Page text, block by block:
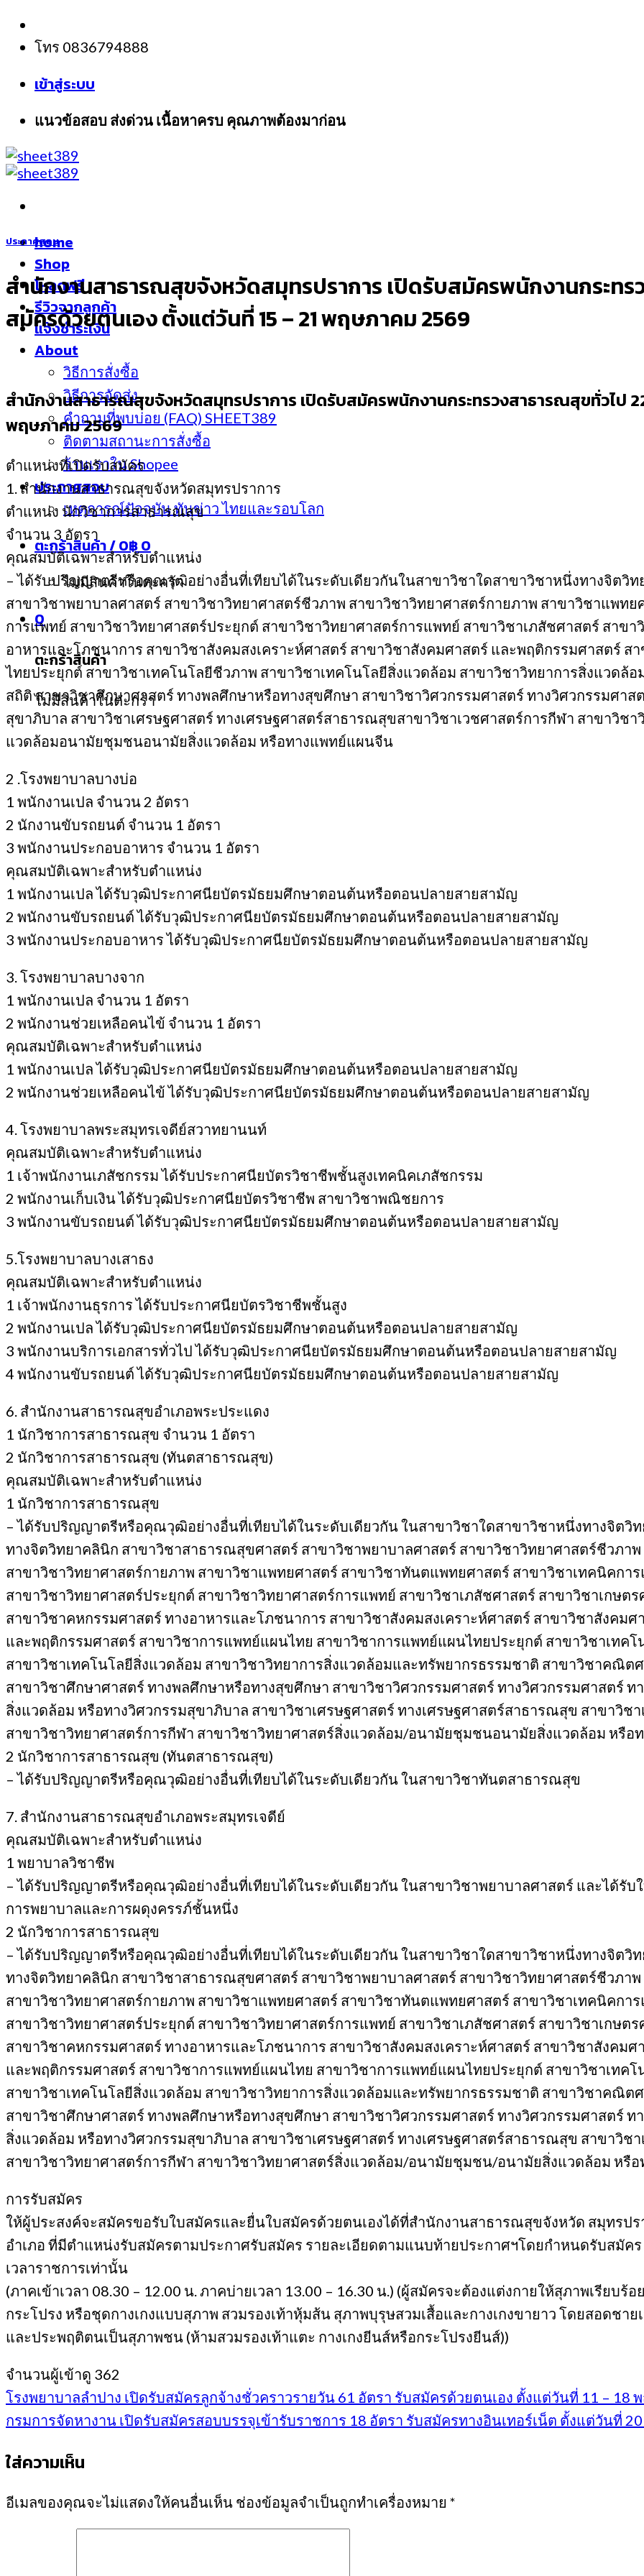
Skip
content
โทร 0836794888
เข้าสู่ระบบ
แนวข้อสอบ ส่งด่วน เนื้อหาครบ คุณภาพต้องมาก่อน
home
Shop
โหลดฟรี
รีวิวจากลูกค้า
แจ้งชำระเงิน
About
วิธีการสั่งซื้อ
วิธีการจัดส่ง
คำถามที่พบบ่อย (FAQ) SHEET389
ติดตามสถานะการสั่งซื้อ
ร้านเราใน Shopee
ประกาศสอบ
เหตุการณ์ปัจจุบัน ทันข่าว ไทยและรอบโลก
ตะกร้าสินค้า /0฿0
ไม่มีสินค้าในตะกร้า
0
ตะกร้าสินค้า
ไม่มีสินค้าในตะกร้า
ประกาศสอบ
สำนักงานสาธารณสุขจังหวัดสมุทรปราการ เปิดรับสมัครพนักงานกระทร
สมัครด้วยตนเอง ตั้งแต่วันที่ 15 – 21 พฤษภาคม 2569
สำนักงานสาธารณสุขจังหวัดสมุทรปราการ เปิดรับสมัครพนักงานกระทรวงสาธารณสุขทั่วไป
พฤษภาคม 2569
ตำแหน่งที่เปิดรับสมัคร
1. สำนักงานสาธารณสุขจังหวัดสมุทรปราการ
ตำแหน่ง นักวิชาการสาธารณสุข
จำนวน 3 อัตรา
คุณสมบัติเฉพาะสำหรับตำแหน่ง
– ได้รับปริญญาตรีหรือคุณวุฒิอย่างอื่นที่เทียบได้ในระดับเดียวกันในสาขาวิชาใดสาขาวิชาหนึ่งทางจิตวิ
สาขาวิชาพยาบาลศาสตร์ สาขาวิชาวิทยาศาสตร์ชีวภาพ สาขาวิชาวิทยาศาสตร์กายภาพ สาขาวิชาแพท
การแพทย์ สาขาวิชาวิทยาศาสตร์ประยุกต์ สาขาวิชาวิทยาศาสตร์การแพทย์ สาขาวิชาเภสัชศาสตร์ สาข
อาหารและโภชนาการ สาขาวิชาสังคมสงเคราะห์ศาสตร์ สาขาวิชาสังคมศาสตร์ และพฤติกรรมศาสตร์
ไทยประยุกต์ สาขาวิชาเทคโนโลยีชีวภาพ สาขาวิชาเทคโนโลยีสิ่งแวดล้อม สาขาวิชาวิทยาการสิ่งแวด
สถิติ สาขาวิชาศึกษาศาสตร์ ทางพลศึกษาหรือทางสุขศึกษา สาขาวิชาวิศวกรรมศาสตร์ ทางวิศวกรรมศาส
สุขาภิบาล สาขาวิชาเศรษฐศาสตร์ ทางเศรษฐศาสตร์สาธารณสุขสาขาวิชาเวชศาสตร์การกีฬา สาขาวิช
แวดล้อมอนามัยชุมชนอนามัยสิ่งแวดล้อม หรือทางแพทย์แผนจีน
2 .โรงพยาบาลบางบ่อ
1 พนักงานเปล จำนวน 2 อัตรา
2 นักงานขับรถยนต์ จำนวน 1 อัตรา
3 พนักงานประกอบอาหาร จำนวน 1 อัตรา
คุณสมบัติเฉพาะสำหรับตำแหน่ง
1 พนักงานเปล ได้รับวุฒิประกาศนียบัตรมัธยมศึกษาตอนต้นหรือตอนปลายสายสามัญ
2 พนักงานขับรถยนต์ ได้รับวุฒิประกาศนียบัตรมัธยมศึกษาตอนต้นหรือตอนปลายสายสามัญ
3 พนักงานประกอบอาหาร ได้รับวุฒิประกาศนียบัตรมัธยมศึกษาตอนต้นหรือตอนปลายสายสามัญ
3. โรงพยาบาลบางจาก
1 พนักงานเปล จำนวน 1 อัตรา
2 พนักงานช่วยเหลือคนไข้ จำนวน 1 อัตรา
คุณสมบัติเฉพาะสำหรับตำแหน่ง
1 พนักงานเปล ได้รับวุฒิประกาศนียบัตรมัธยมศึกษาตอนต้นหรือตอนปลายสายสามัญ
2 พนักงานช่วยเหลือคนไข้ ได้รับวุฒิประกาศนียบัตรมัธยมศึกษาตอนต้นหรือตอนปลายสายสามัญ
4. โรงพยาบาลพระสมุทรเจดีย์สวาทยานนท์
คุณสมบัติเฉพาะสำหรับตำแหน่ง
1 เจ้าพนักงานเภสัชกรรม ได้รับประกาศนียบัตรวิชาชีพชั้นสูงเทคนิคเภสัชกรรม
2 พนักงานเก็บเงิน ได้รับวุฒิประกาศนียบัตรวิชาชีพ สาขาวิชาพณิชยการ
3 พนักงานขับรถยนต์ ได้รับวุฒิประกาศนียบัตรมัธยมศึกษาตอนต้นหรือตอนปลายสายสามัญ
5.โรงพยาบาลบางเสาธง
คุณสมบัติเฉพาะสำหรับตำแหน่ง
1 เจ้าพนักงานธุรการ ได้รับประกาศนียบัตรวิชาชีพชั้นสูง
2 พนักงานเปล ได้รับวุฒิประกาศนียบัตรมัธยมศึกษาตอนต้นหรือตอนปลายสายสามัญ
3 พนักงานบริการเอกสารทั่วไป ได้รับวุฒิประกาศนียบัตรมัธยมศึกษาตอนต้นหรือตอนปลายสายสามัญ
4 พนักงานขับรถยนต์ ได้รับวุฒิประกาศนียบัตรมัธยมศึกษาตอนต้นหรือตอนปลายสายสามัญ
6. สำนักงานสาธารณสุขอำเภอพระประแดง
1 นักวิชาการสาธารณสุข จำนวน 1 อัตรา
2 นักวิชาการสาธารณสุข (ทันตสาธารณสุข)
คุณสมบัติเฉพาะสำหรับตำแหน่ง
1 นักวิชาการสาธารณสุข
– ได้รับปริญญาตรีหรือคุณวุฒิอย่างอื่นที่เทียบได้ในระดับเดียวกัน ในสาขาวิชาใดสาขาวิชาหนึ่งทางจิตวิท
ทางจิตวิทยาคลินิก สาขาวิชาสาธารณสุขศาสตร์ สาขาวิชาพยาบาลศาสตร์ สาขาวิชาวิทยาศาสตร์ชีวภาพ
สาขาวิชาวิทยาศาสตร์กายภาพ สาขาวิชาแพทยศาสตร์ สาขาวิชาทันตแพทยศาสตร์ สาขาวิชาเทคนิคกา
สาขาวิชาวิทยาศาสตร์ประยุกต์ สาขาวิชาวิทยาศาสตร์การแพทย์ สาขาวิชาเภสัชศาสตร์ สาขาวิชาเกษตร
สาขาวิชาคหกรรมศาสตร์ ทางอาหารและโภชนาการ สาขาวิชาสังคมสงเคราะห์ศาสตร์ สาขาวิชาสังคมศ
และพฤติกรรมศาสตร์ สาขาวิชาการแพทย์แผนไทย สาขาวิชาการแพทย์แผนไทยประยุกต์ สาขาวิชาเทคโ
สาขาวิชาเทคโนโลยีสิ่งแวดล้อม สาขาวิชาวิทยาการสิ่งแวดล้อมและทรัพยากรธรรมชาติ สาขาวิชาคณิต
สาขาวิชาศึกษาศาสตร์ ทางพลศึกษาหรือทางสุขศึกษา สาขาวิชาวิศวกรรมศาสตร์ ทางวิศวกรรมศาสตร์ ท
สิ่งแวดล้อม หรือทางวิศวกรรมสุขาภิบาล สาขาวิชาเศรษฐศาสตร์ ทางเศรษฐศาสตร์สาธารณสุข สาขาวิช
สาขาวิชาวิทยาศาสตร์การกีฬา สาขาวิชาวิทยาศาสตร์สิ่งแวดล้อม/อนามัยชุมชนอนามัยสิ่งแวดล้อม หรือ
2 นักวิชาการสาธารณสุข (ทันตสาธารณสุข)
– ได้รับปริญญาตรีหรือคุณวุฒิอย่างอื่นที่เทียบได้ในระดับเดียวกัน ในสาขาวิชาทันตสาธารณสุข
7. สำนักงานสาธารณสุขอำเภอพระสมุทรเจดีย์
คุณสมบัติเฉพาะสำหรับตำแหน่ง
1 พยาบาลวิชาชีพ
– ได้รับปริญญาตรีหรือคุณวุฒิอย่างอื่นที่เทียบได้ในระดับเดียวกัน ในสาขาวิชาพยาบาลศาสตร์ และได้รั
การพยาบาลและการผดุงครรภ์ชั้นหนึ่ง
2 นักวิชาการสาธารณสุข
– ได้รับปริญญาตรีหรือคุณวุฒิอย่างอื่นที่เทียบได้ในระดับเดียวกัน ในสาขาวิชาใดสาขาวิชาหนึ่งทางจิตวิท
ทางจิตวิทยาคลินิก สาขาวิชาสาธารณสุขศาสตร์ สาขาวิชาพยาบาลศาสตร์ สาขาวิชาวิทยาศาสตร์ชีวภาพ
สาขาวิชาวิทยาศาสตร์กายภาพ สาขาวิชาแพทยศาสตร์ สาขาวิชาทันตแพทยศาสตร์ สาขาวิชาเทคนิคกา
สาขาวิชาวิทยาศาสตร์ประยุกต์ สาขาวิชาวิทยาศาสตร์การแพทย์ สาขาวิชาเภสัชศาสตร์ สาขาวิชาเกษตร
สาขาวิชาคหกรรมศาสตร์ ทางอาหารและโภชนาการ สาขาวิชาสังคมสงเคราะห์ศาสตร์ สาขาวิชาสังคมศ
และพฤติกรรมศาสตร์ สาขาวิชาการแพทย์แผนไทย สาขาวิชาการแพทย์แผนไทยประยุกต์ สาขาวิชาเทคโ
สาขาวิชาเทคโนโลยีสิ่งแวดล้อม สาขาวิชาวิทยาการสิ่งแวดล้อมและทรัพยากรธรรมชาติ สาขาวิชาคณิต
สาขาวิชาศึกษาศาสตร์ ทางพลศึกษาหรือทางสุขศึกษา สาขาวิชาวิศวกรรมศาสตร์ ทางวิศวกรรมศาสตร์ ท
สิ่งแวดล้อม หรือทางวิศวกรรมสุขาภิบาล สาขาวิชาเศรษฐศาสตร์ ทางเศรษฐศาสตร์สาธารณสุข สาขาวิช
สาขาวิชาวิทยาศาสตร์การกีฬา สาขาวิชาวิทยาศาสตร์สิ่งแวดล้อม/อนามัยชุมชน/อนามัยสิ่งแวดล้อม หรื
การรับสมัคร
ให้ผู้ประสงค์จะสมัครขอรับใบสมัครและยื่นใบสมัครด้วยตนเองได้ที่สำนักงานสาธารณสุขจังหวัด สมุทรป
อำเภอ ที่มีตำแหน่งรับสมัครตามประกาศรับสมัคร รายละเอียดตามแนบท้ายประกาศฯโดยกำหนดรับสมัค
เวลาราชการเท่านั้น
(ภาคเข้าเวลา 08.30 – 12.00 น. ภาคบ่ายเวลา 13.00 – 16.30 น.) (ผู้สมัครจะต้องแต่งกายให้สุภาพเรียบ
กระโปรง หรือชุดกางเกงแบบสุภาพ สวมรองเท้าหุ้มส้น สุภาพบุรุษสวมเสื้อและกางเกงขายาว โดยสอดชาย
และประพฤติตนเป็นสุภาพชน (ห้ามสวมรองเท้าแตะ กางเกงยีนส์หรือกระโปรงยีนส์))
จำนวนผู้เข้าดู 362
โรงพยาบาลลำปาง เปิดรับสมัครลูกจ้างชั่วคราวรายวัน 61 อัตรา รับสมัครด้วยตนเอง ตั้งแต่วันที่ 11 – 18
กรมการจัดหางาน เปิดรับสมัครสอบบรรจุเข้ารับราชการ 18 อัตรา รับสมัครทางอินเทอร์เน็ต ตั้งแต่วันที่
ใส่ความเห็น
อีเมลของคุณจะไม่แสดงให้คนอื่นเห็น ช่องข้อมูลจำเป็นถูกทำเครื่องหมาย *